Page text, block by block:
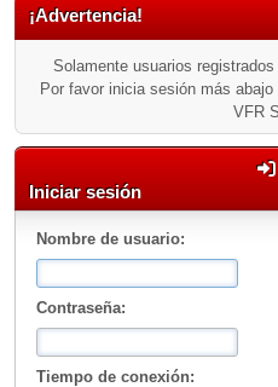
¡Advertencia!
Solamente usuarios
Por favor inicia sesión más abajo
VFR
Iniciar sesión
Nombre de usuario:
Contraseña:
Tiempo de conexión: